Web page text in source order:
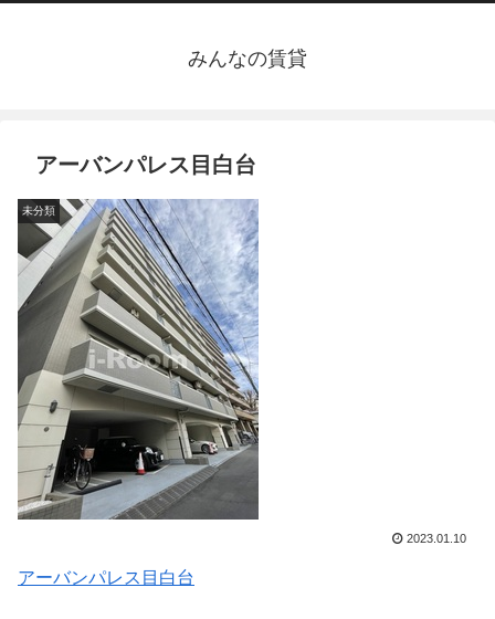
みんなの賃貸
アーバンパレス目白台
未分類
2023.01.10
アーバンパレス目白台